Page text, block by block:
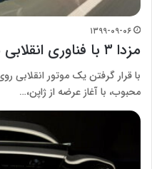
۱۳۹۹-۰۹-۰۶
مزدا ۳ با فناوری انقلابی موتور به خیابان‌ها می‌آید
محبوب، با آغاز عرضه از ژاپن،…